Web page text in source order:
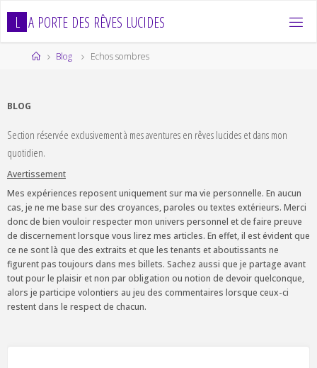
L A PORTE DES RÊVES LUCIDES
HomeBlog Echos sombres
BLOG
Section réservée exclusivement à mes aventures en rêves lucides et dans mon
quotidien.
Avertissement
Mes expériences reposent uniquement sur ma vie personnelle. En aucun
cas, je ne me base sur des croyances, paroles ou textes extérieurs. Merci
donc de bien vouloir respecter mon univers personnel et de faire preuve
de discernement lorsque vous lirez mes articles. En effet, il est évident que
ce ne sont là que des extraits et que les tenants et aboutissants ne
figurent pas toujours dans mes billets. Sachez aussi que je partage avant
tout pour le plaisir et non par obligation ou notion de devoir quelconque,
alors je participe volontiers au jeu des commentaires lorsque ceux-ci
restent dans le respect de chacun.